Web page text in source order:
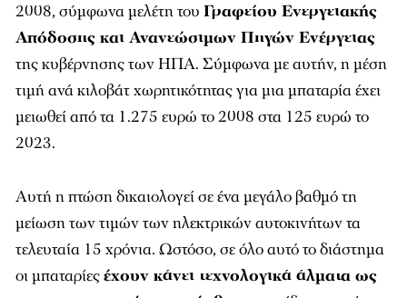
2008, σύμφωνα μελέτη του Γραφείου Ενεργειακής
Απόδοσης και Ανανεώσιμων Πηγών Ενέργειας
της κυβέρνησης των ΗΠΑ. Σύμφωνα με αυτήν, η μέση
τιμή ανά κιλοβάτ χωρητικότητας για μια μπαταρία έχει
μειωθεί από τα 1.275 ευρώ το 2008 στα 125 ευρώ το
2023.
Αυτή η πτώση δικαιολογεί σε ένα μεγάλο βαθμό τη
μείωση των τιμών των ηλεκτρικών αυτοκινήτων τα
τελευταία 15 χρόνια. Ωστόσο, σε όλο αυτό το διάστημα
οι μπαταρίεςέχουν κάνει τεχνολογικά άλματα ως